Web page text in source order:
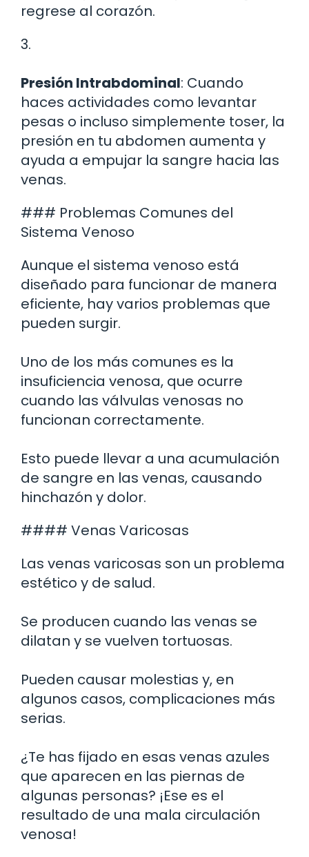
regrese al corazón.
3.
Presión Intrabdominal: Cuando
haces actividades como levantar
pesas o incluso simplemente toser, la
presión en tu abdomen aumenta y
ayuda a empujar la sangre hacia las
venas.
### Problemas Comunes del
Sistema Venoso
Aunque el sistema venoso está
diseñado para funcionar de manera
eficiente, hay varios problemas que
pueden surgir.
Uno de los más comunes es la
insuficiencia venosa, que ocurre
cuando las válvulas venosas no
funcionan correctamente.
Esto puede llevar a una acumulación
de sangre en las venas, causando
hinchazón y dolor.
#### Venas Varicosas
Las venas varicosas son un problema
estético y de salud.
Se producen cuando las venas se
dilatan y se vuelven tortuosas.
Pueden causar molestias y, en
algunos casos, complicaciones más
serias.
¿Te has fijado en esas venas azules
que aparecen en las piernas de
algunas personas? ¡Ese es el
resultado de una mala circulación
venosa!